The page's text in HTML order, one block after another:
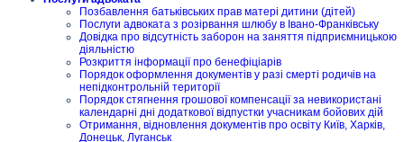
Позбавлення батьківських прав матері дитини (дітей)
Послуги адвоката з розірвання шлюбу в Івано-Франківську
Довідка про відсутність заборон на заняття підприємницькою
діяльністю
Розкриття інформації про бенефіціарів
Порядок оформлення документів у разі смерті родичів на
непідконтрольній території
Порядок стягнення грошової компенсації за невикористані
календарні дні додаткової відпустки учасникам бойових дій
Отримання, відновлення документів про освіту Київ, Харків,
Донецьк, Луганськ